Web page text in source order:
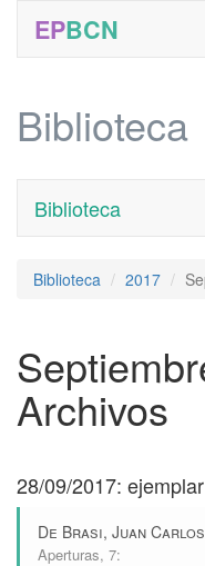
EPBCN
Biblioteca
Biblioteca
Biblioteca 2017
Archivos
28/09/2017:
De Brasi, Juan Carlos
Aperturas, 7: